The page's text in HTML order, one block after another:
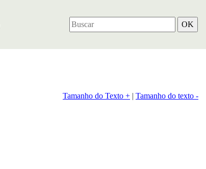
Tamanho do Texto + | Tamanho do texto -